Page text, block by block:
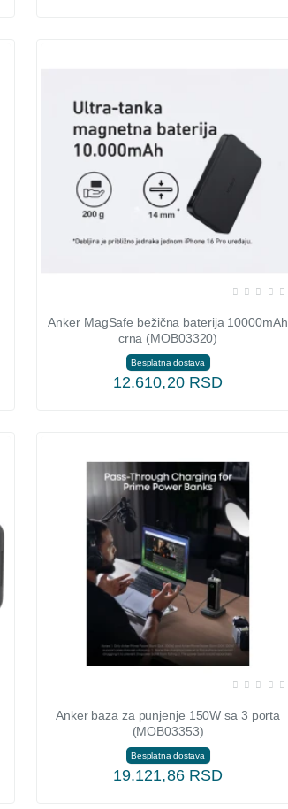
Anker MagSafe bežična baterija 10000mAh
crna (MOB03320)
Besplatna dostava
12.610,20 RSD
Anker baza za punjenje 150W sa 3 porta
(MOB03353)
Besplatna dostava
19.121,86 RSD